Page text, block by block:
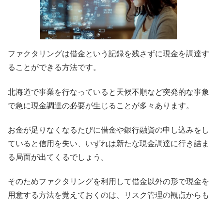
ファクタリングは借金という記録を残さずに現金を調達す
ることができる方法です。
北海道で事業を行なっていると天候不順など突発的な事象
で急に現金調達の必要が生じることが多々あります。
お金が足りなくなるたびに借金や銀行融資の申し込みをし
ていると信用を失い、いずれは新たな現金調達に行き詰ま
る局面が出てくるでしょう。
そのためファクタリングを利用して借金以外の形で現金を
用意する方法を覚えておくのは、リスク管理の観点からも